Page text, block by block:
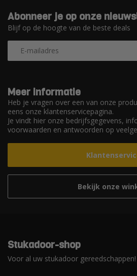
Meer informatie
Heb je vragen over een van onze
eens onze klantenservicepagina.
Je vindt hier onze bedrijfsgegevens,
voorwaarden en antwoorden op
Bekijk onze
Abonneer je op onze
Blijf op de hoogte van de beste deals
Stukadoor-shop
Voor al uw stukadoor gereedschappen!